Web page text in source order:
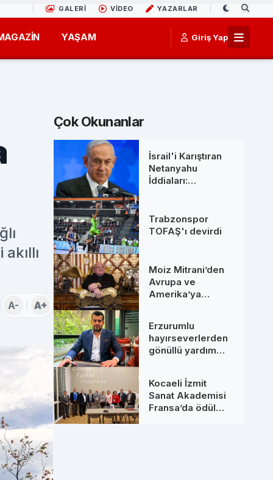
GALERİ VİDEO YAZARLAR
YAŞAM Giriş Yap
A- A+
Çok Okunanlar
İsrail'i Karıştıran
Netanyahu
İddiaları:
Söylentilerine Net
Yanıt
Trabzonspor
TOFAŞ'ı devirdi
Moiz Mitrani’den
Avrupa ve
Amerika’ya
Ortaklarıyla
Zirveye Çıkıyor
Erzurumlu
hayırseverlerden
gönüllü yardım
Kocaeli İzmit
Sanat Akademisi
Fransa’da ödül